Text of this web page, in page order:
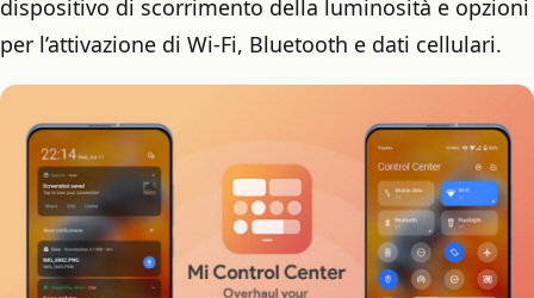
dispositivo di scorrimento della luminosità e opzioni
per l’attivazione di Wi-Fi, Bluetooth e dati cellulari.